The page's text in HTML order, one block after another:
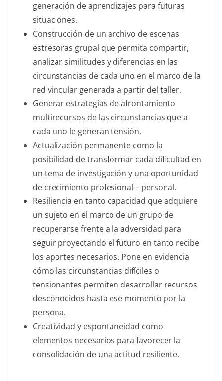
generación de aprendizajes para futuras
situaciones.
Construcción de un archivo de escenas
estresoras grupal que permita compartir,
analizar similitudes y diferencias en las
circunstancias de cada uno en el marco de la
red vincular generada a partir del taller.
Generar estrategias de afrontamiento
multirecursos de las circunstancias que a
cada uno le generan tensión.
Actualización permanente como la
posibilidad de transformar cada dificultad en
un tema de investigación y una oportunidad
de crecimiento profesional – personal.
Resiliencia en tanto capacidad que adquiere
un sujeto en el marco de un grupo de
recuperarse frente a la adversidad para
seguir proyectando el futuro en tanto recibe
los aportes necesarios. Pone en evidencia
cómo las circunstancias difíciles o
tensionantes permiten desarrollar recursos
desconocidos hasta ese momento por la
persona.
Creatividad y espontaneidad como
elementos necesarios para favorecer la
consolidación de una actitud resiliente.